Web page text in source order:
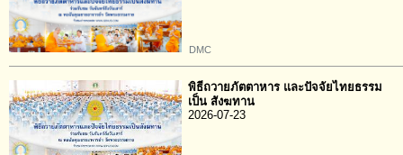
DMC
พิธีถวายภัตตาหาร และปัจจัยไทยธรรม
เป็น สังฆทาน
2026-07-23